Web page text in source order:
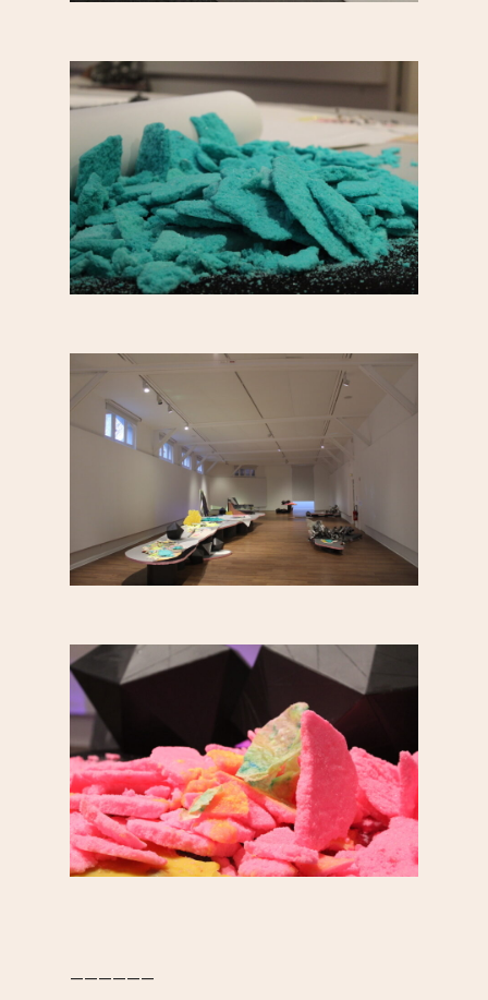
——————